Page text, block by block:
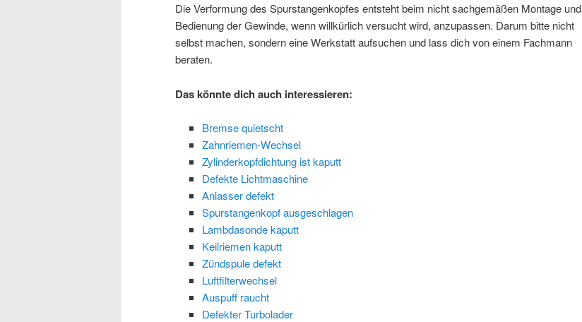
Die Verformung des Spurstangenkopfes entsteht beim nicht sachgemäßen Montage und
Bedienung der Gewinde, wenn willkürlich versucht wird, anzupassen. Darum bitte nicht
selbst machen, sondern eine Werkstatt aufsuchen und lass dich von einem Fachmann
beraten.
Das könnte dich auch interessieren:
Bremse quietscht
Zahnriemen-Wechsel
Zylinderkopfdichtung ist kaputt
Defekte Lichtmaschine
Anlasser defekt
Spurstangenkopf ausgeschlagen
Lambdasonde kaputt
Keilriemen kaputt
Zündspule defekt
Luftfilterwechsel
Auspuff raucht
Defekter Turbolader